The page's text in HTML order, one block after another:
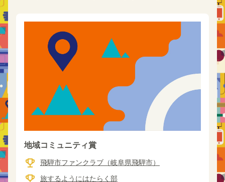
地域コミュニティ賞
飛騨市ファンクラブ（岐阜県飛騨市）
旅するようにはたらく部